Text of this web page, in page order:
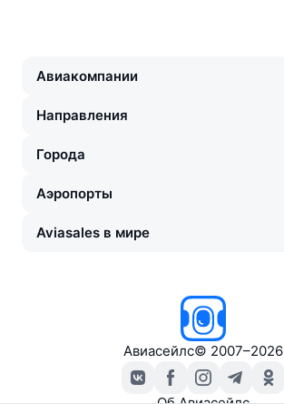
Авиакомпании
Направления
Города
Аэропорты
Aviasales в мире
Авиасейлс© 2007–2026